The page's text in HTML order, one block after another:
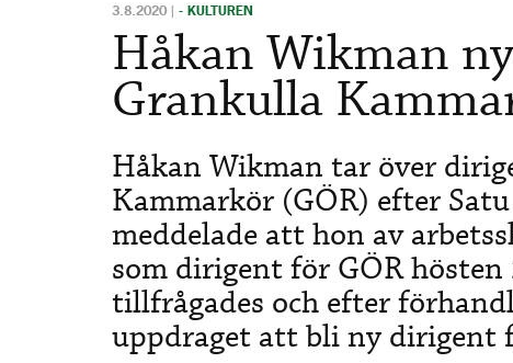
3.8.2020 | - KULTUREN
Håkan Wikman
Grankulla
Håkan Wikman tar över
Kammarkör (GÖR) efter
meddelade att hon av
som dirigent för GÖR
tillfrågades och efter
uppdraget att bli ny dirigent